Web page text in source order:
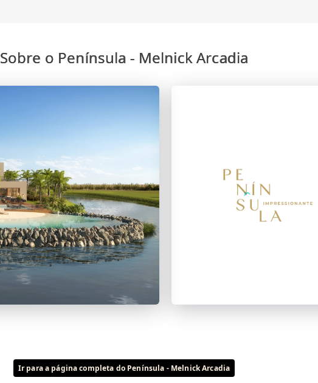
Sobre o Península - Melnick Arcadia
Ir para a página completa do Península - Melnick Arcadia